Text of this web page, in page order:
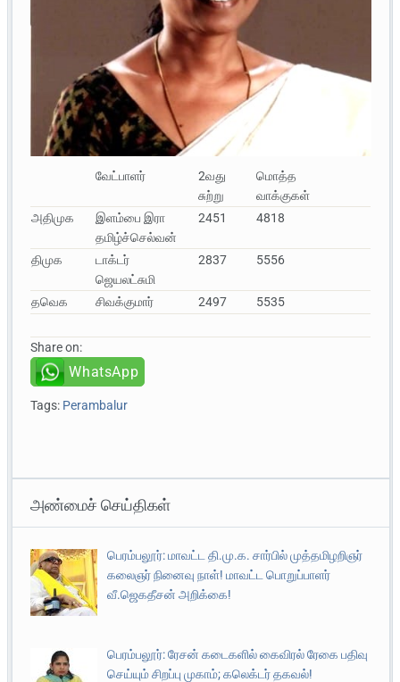
வேட்பாளர்
2வது
சுற்று
மொத்த
வாக்குகள்
அதிமுக
இளம்பை இரா
தமிழ்ச்செல்வன்
2451 4818
திமுக
டாக்டர்
ஜெயலட்சுமி
2837 5556
தவெக சிவக்குமார் 2497 5535
Share on:
WhatsApp
Tags: Perambalur
அண்மைச் செய்திகள்
பெரம்பலூர்: மாவட்ட தி.மு.க. சார்பில் முத்தமிழறிஞர்
கலைஞர் நினைவு நாள்! மாவட்ட பொறுப்பாளர்
வீ.ஜெகதீசன் அறிக்கை!
பெரம்பலூர்: ரேசன் கடைகளில் கைவிரல் ரேகை பதிவு
செய்யும் சிறப்பு முகாம்; கலெக்டர் தகவல்!